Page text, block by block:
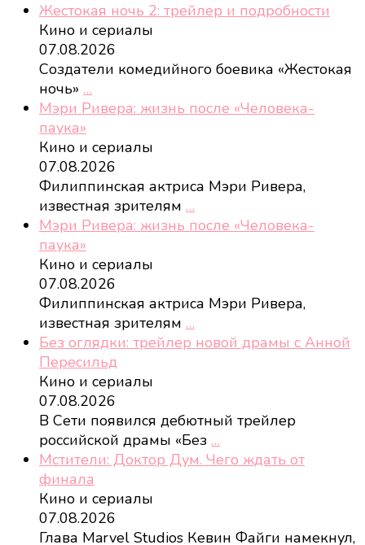
Жестокая ночь 2: трейлер и подробности
Кино и сериалы
07.08.2026
Создатели комедийного боевика «Жестокая
ночь» …
Мэри Ривера: жизнь после «Человека-
паука»
Кино и сериалы
07.08.2026
Филиппинская актриса Мэри Ривера,
известная зрителям …
Мэри Ривера: жизнь после «Человека-
паука»
Кино и сериалы
07.08.2026
Филиппинская актриса Мэри Ривера,
известная зрителям …
Без оглядки: трейлер новой драмы с Анной
Пересильд
Кино и сериалы
07.08.2026
В Сети появился дебютный трейлер
российской драмы «Без …
Мстители: Доктор Дум. Чего ждать от
финала
Кино и сериалы
07.08.2026
Глава Marvel Studios Кевин Файги намекнул,